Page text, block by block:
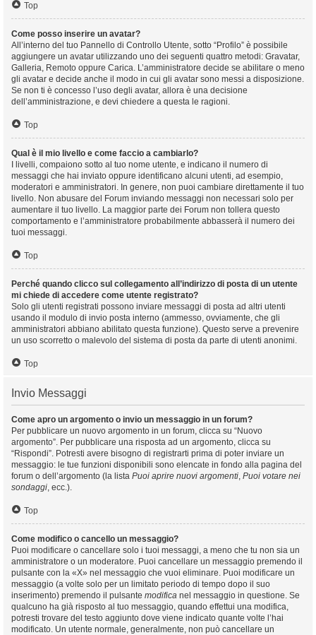
Top
Come posso inserire un avatar?
All’interno del tuo Pannello di Controllo Utente, sotto “Profilo” è possibile
aggiungere un avatar utilizzando uno dei seguenti quattro metodi: Gravatar,
Galleria, Remoto oppure Carica. L’amministratore decide se abilitare o meno
gli avatar e decide anche il modo in cui gli avatar sono messi a disposizione.
Se non ti è concesso l’uso degli avatar, allora è una decisione
dell’amministrazione, e devi chiedere a questa le ragioni.
Top
Qual è il mio livello e come faccio a cambiarlo?
I livelli, compaiono sotto al tuo nome utente, e indicano il numero di
messaggi che hai inviato oppure identificano alcuni utenti, ad esempio,
moderatori e amministratori. In genere, non puoi cambiare direttamente il tuo
livello. Non abusare del Forum inviando messaggi non necessari solo per
aumentare il tuo livello. La maggior parte dei Forum non tollera questo
comportamento e l’amministratore probabilmente abbasserà il numero dei
tuoi messaggi.
Top
Perché quando clicco sul collegamento all’indirizzo di posta di un utente
mi chiede di accedere come utente registrato?
Solo gli utenti registrati possono inviare messaggi di posta ad altri utenti
usando il modulo di invio posta interno (ammesso, ovviamente, che gli
amministratori abbiano abilitato questa funzione). Questo serve a prevenire
un uso scorretto o malevolo del sistema di posta da parte di utenti anonimi.
Top
Invio Messaggi
Come apro un argomento o invio un messaggio in un forum?
Per pubblicare un nuovo argomento in un forum, clicca su “Nuovo
argomento”. Per pubblicare una risposta ad un argomento, clicca su
“Rispondi”. Potresti avere bisogno di registrarti prima di poter inviare un
messaggio: le tue funzioni disponibili sono elencate in fondo alla pagina del
forum o dell’argomento (la lista Puoi aprire nuovi argomenti, Puoi votare nei
sondaggi, ecc.).
Top
Come modifico o cancello un messaggio?
Puoi modificare o cancellare solo i tuoi messaggi, a meno che tu non sia un
amministratore o un moderatore. Puoi cancellare un messaggio premendo il
pulsante con la «X» nel messaggio che vuoi eliminare. Puoi modificare un
messaggio (a volte solo per un limitato periodo di tempo dopo il suo
inserimento) premendo il pulsante modifica nel messaggio in questione. Se
qualcuno ha già risposto al tuo messaggio, quando effettui una modifica,
potresti trovare del testo aggiunto dove viene indicato quante volte l’hai
modificato. Un utente normale, generalmente, non può cancellare un